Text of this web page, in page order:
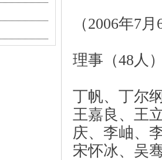
（2006年7
理事（48人
丁帆、丁尔
王嘉良、王
庆、李岫、
宋怀冰、吴